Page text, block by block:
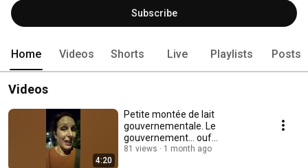
Subscribe
Home Videos Shorts Live Playlists Posts
Videos
4:20
Petite montée de lait
gouvernementale. Le
gouvernement… ouf…
81 views 1 month ago